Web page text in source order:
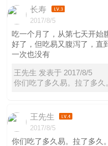
长寿
2017/8/5
吃一个月了，从第七天开始
好了，但吃易又腹泻了，直
一次也没有
王先生 发表于 2017/8/5
你们吃了多久易。拉了多久
王先生
2017/8/5
你们吃了多久易。拉了多久。